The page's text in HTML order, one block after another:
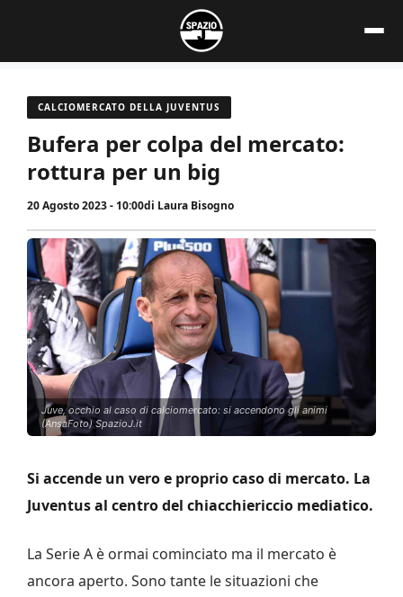
contenuto
CALCIOMERCATO DELLA JUVENTUS
Bufera per colpa del mercato:
rottura per un big
20 Agosto 2023 - 10:00di Laura Bisogno
Juve, occhio al caso di calciomercato: si accendono gli animi
(AnsaFoto) SpazioJ.it
Si accende un vero e proprio caso di mercato. La
Juventus al centro del chiacchiericcio mediatico.
La Serie A è ormai cominciato ma il mercato è
ancora aperto. Sono tante le situazioni che